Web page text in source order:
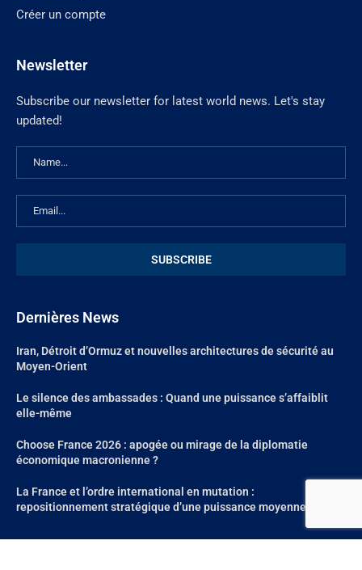
Créer un compte
Newsletter
Subscribe our newsletter for latest world news. Let's stay
updated!
Dernières News
Iran, Détroit d’Ormuz et nouvelles architectures de sécurité au
Moyen-Orient
Le silence des ambassades : Quand une puissance s’affaiblit
elle-même
Choose France 2026 : apogée ou mirage de la diplomatie
économique macronienne ?
La France et l’ordre international en mutation :
repositionnement stratégique d’une puissance moyenne